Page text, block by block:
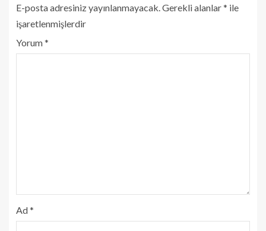
E-posta adresiniz yayınlanmayacak. Gerekli alanlar* ile
işaretlenmişlerdir
Yorum*
Ad*